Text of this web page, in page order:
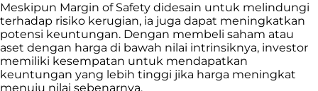
Meskipun Margin of Safety didesain untuk melindungi
terhadap risiko kerugian, ia juga dapat meningkatkan
potensi keuntungan. Dengan membeli saham atau
aset dengan harga di bawah nilai intrinsiknya, investor
memiliki kesempatan untuk mendapatkan
keuntungan yang lebih tinggi jika harga meningkat
menuju nilai sebenarnya.